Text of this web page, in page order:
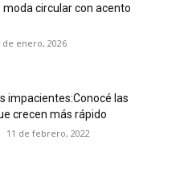
moda circular con acento
de enero, 2026
impacientes:Conocé las
crecen más rápido
11 de febrero, 2022